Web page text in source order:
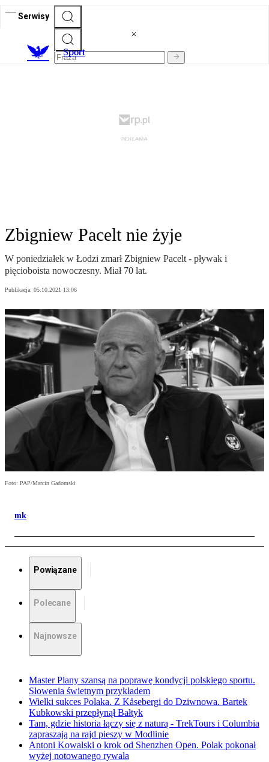
Serwisy
Sport
Zbigniew Pacelt nie żyje
W poniedziałek w Łodzi zmarł Zbigniew Pacelt - pływak i
pięcioboista nowoczesny. Miał 70 lat.
Publikacja: 05.10.2021 13:06
Foto: PAP/Marcin Gadomski
mk
Powiązane
Polecane
Najnowsze
Master Plany szansą na poprawę kondycji polskiego sportu.
Słowenia świetnym przykładem
Wielki sukces Polaka. Z Kåsebergi do Dziwnowa. Bartek
Kubkowski przepłynął Bałtyk
Tam, gdzie historia łączy się z naturą - TrekTours i Columbia
zapraszają na rajd pieszy w Modlinie
Antoni Kowalski o krok od Shenzhen Open. Polak pokonał
wyżej notowanego rywala